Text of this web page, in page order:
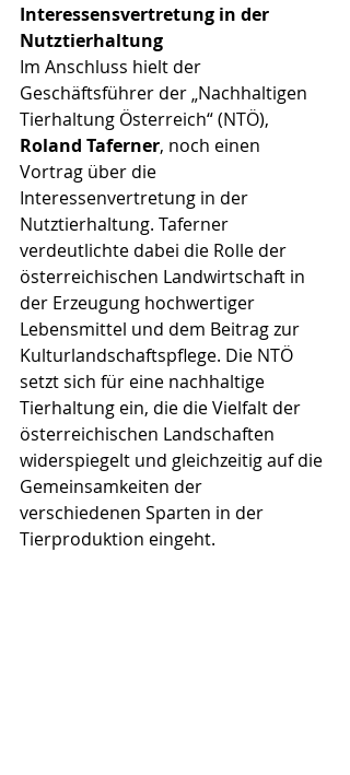
Interessensvertretung in der
Nutztierhaltung
Im Anschluss hielt der
Geschäftsführer der „Nachhaltigen
Tierhaltung Österreich“ (NTÖ),
Roland Taferner, noch einen
Vortrag über die
Interessenvertretung in der
Nutztierhaltung. Taferner
verdeutlichte dabei die Rolle der
österreichischen Landwirtschaft in
der Erzeugung hochwertiger
Lebensmittel und dem Beitrag zur
Kulturlandschaftspflege. Die NTÖ
setzt sich für eine nachhaltige
Tierhaltung ein, die die Vielfalt der
österreichischen Landschaften
widerspiegelt und gleichzeitig auf die
Gemeinsamkeiten der
verschiedenen Sparten in der
Tierproduktion eingeht.